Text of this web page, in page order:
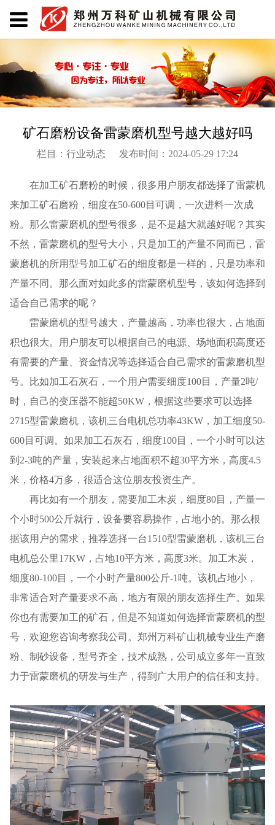
矿石磨粉设备雷蒙磨机型号越大越好吗
栏目：行业动态 发布时间：2024-05-29 17:24
在加工矿石磨粉的时候，很多用户朋友都选择了雷蒙机
来加工矿石磨粉，细度在50-600目可调，一次进料一次成
粉。那么雷蒙磨机的型号很多，是不是越大就越好呢？其实
不然，雷蒙磨机的型号大小，只是加工的产量不同而已，雷
蒙磨机的所用型号加工矿石的细度都是一样的，只是功率和
产量不同。那么面对如此多的雷蒙磨机型号，该如何选择到
适合自己需求的呢？
雷蒙磨机的型号越大，产量越高，功率也很大，占地面
积也很大。用户朋友可以根据自己的电源、场地面积高度还
有需要的产量、资金情况等选择适合自己需求的雷蒙磨机型
号。比如加工石灰石，一个用户需要细度100目，产量2吨/
时，自己的变压器不能超50KW，根据这些要求可以选择
2715型雷蒙磨机，该机三台电机总功率43KW，加工细度50-
600目可调。如果加工石灰石，细度100目，一个小时可以达
到2-3吨的产量，安装起来占地面积不超30平方米，高度4.5
米，价格4万多，很适合这位朋友投资生产。
再比如有一个朋友，需要加工木炭，细度80目，产量一
个小时500公斤就行，设备要容易操作，占地小的。那么根
据该用户的需求，推荐选择一台1510型雷蒙磨机，该机三台
电机总公里17KW，占地10平方米，高度3米。加工木炭，
细度80-100目，一个小时产量800公斤-1吨。该机占地小，
非常适合对产量要求不高，地方有限的朋友选择生产。如果
你也有需要加工的矿石，但是不知道如何选择雷蒙磨机的型
号，欢迎您咨询考察我公司。郑州万科矿山机械专业生产磨
粉、制砂设备，型号齐全，技术成熟，公司成立多年一直致
力于雷蒙磨机的研发与生产，得到广大用户的信任和支持。